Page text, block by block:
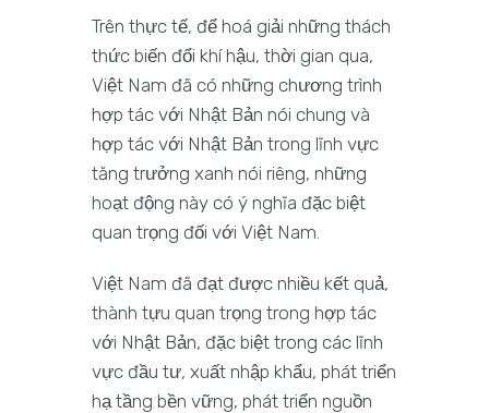
Trên thực tế, để hoá giải những thách
thức biến đổi khí hậu, thời gian qua,
Việt Nam đã có những chương trình
hợp tác với Nhật Bản nói chung và
hợp tác với Nhật Bản trong lĩnh vực
tăng trưởng xanh nói riêng, những
hoạt động này có ý nghĩa đặc biệt
quan trọng đối với Việt Nam.
Việt Nam đã đạt được nhiều kết quả,
thành tựu quan trọng trong hợp tác
với Nhật Bản, đặc biệt trong các lĩnh
vực đầu tư, xuất nhập khẩu, phát triển
hạ tầng bền vững, phát triển nguồn